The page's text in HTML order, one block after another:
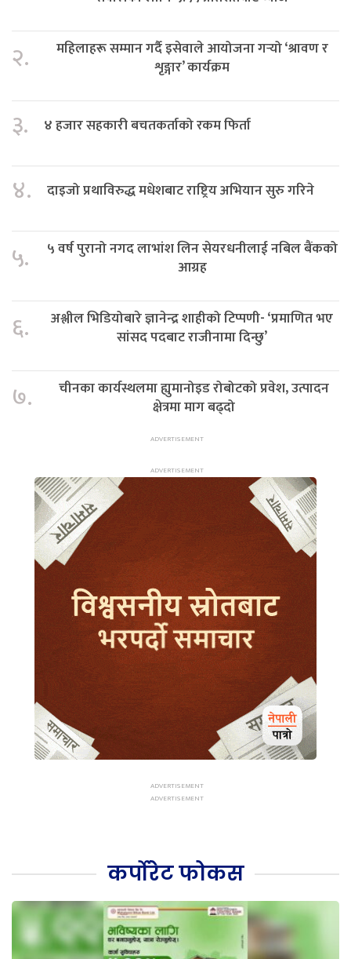
२.
महिलाहरू सम्मान गर्दै इसेवाले आयोजना गर्‍यो ‘श्रावण र
शृङ्गार’ कार्यक्रम
३. ४ हजार सहकारी बचतकर्ताको रकम फिर्ता
४. दाइजो प्रथाविरुद्ध मधेशबाट राष्ट्रिय अभियान सुरु गरिने
५.
५ वर्ष पुरानो नगद लाभांश लिन सेयरधनीलाई नबिल बैंकको
आग्रह
६.
अश्लील भिडियोबारे ज्ञानेन्द्र शाहीको टिप्पणी- ‘प्रमाणित भए
सांसद पदबाट राजीनामा दिन्छु’
७.
चीनका कार्यस्थलमा ह्युमानोइड रोबोटको प्रवेश, उत्पादन
क्षेत्रमा माग बढ्दो
कर्पोरेट फोकस